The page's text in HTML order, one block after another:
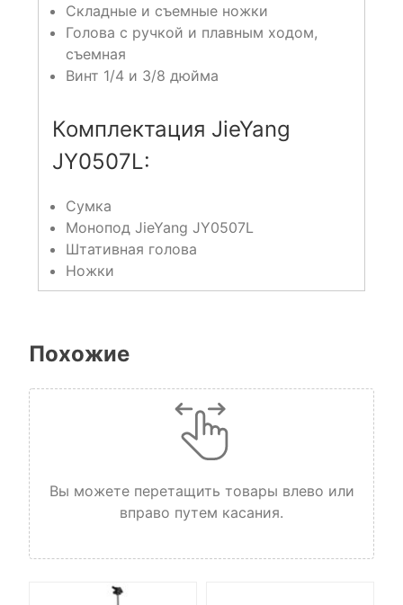
Складные и съемные ножки
Голова с ручкой и плавным ходом,
съемная
Винт 1/4 и 3/8 дюйма
Комплектация JieYang
JY0507L:
Сумка
Монопод JieYang JY0507L
Штативная голова
Ножки
Похожие
Вы можете перетащить товары влево или
вправо путем касания.